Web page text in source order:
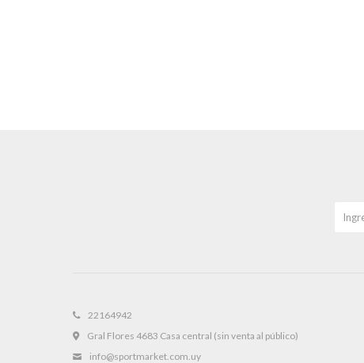
22164942
Gral Flores 4683 Casa central (sin venta al público)
info@sportmarket.com.uy